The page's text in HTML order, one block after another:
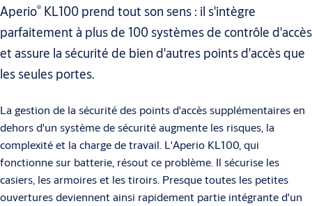
Aperio® KL100 prend tout son sens : il s'intègre
parfaitement à plus de 100 systèmes de contrôle d'accès
et assure la sécurité de bien d'autres points d'accès que
les seules portes.
La gestion de la sécurité des points d'accès supplémentaires en
dehors d'un système de sécurité augmente les risques, la
complexité et la charge de travail. L'Aperio KL100, qui
fonctionne sur batterie, résout ce problème. Il sécurise les
casiers, les armoires et les tiroirs. Presque toutes les petites
ouvertures deviennent ainsi rapidement partie intégrante d'un